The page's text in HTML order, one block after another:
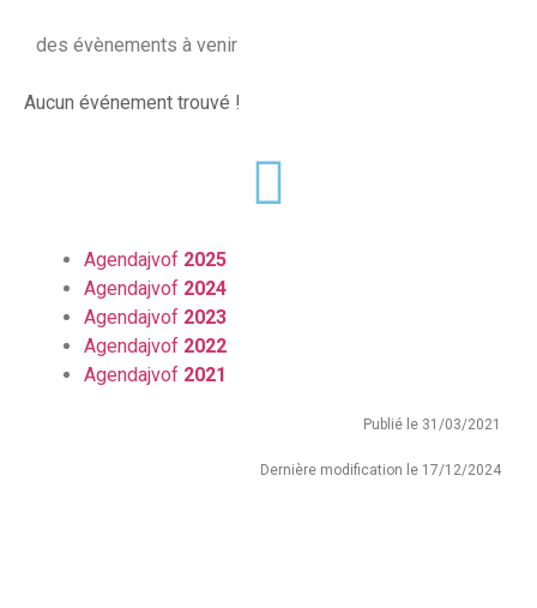
des évènements à venir
Aucun événement trouvé !
Agendajvof 2025
Agendajvof 2024
Agendajvof 2023
Agendajvof 2022
Agendajvof 2021
Publié le 31/03/2021
Dernière modification le 17/12/2024